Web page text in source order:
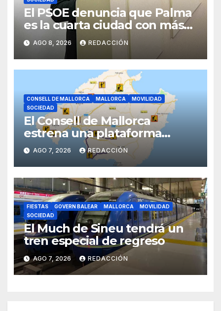
El PSOE denuncia que Palma
es la cuarta ciudad con más
atascos por el «fracaso» de
Galmés
AGO 8, 2026 REDACCIÓN
CONSELL DE MALLORCA MALLORCA
MOVILIDAD
SOCIEDAD
El Consell de Mallorca
estrena una plataforma
inteligente de incidencias
viarias en tiempo real
AGO 7, 2026 REDACCIÓN
FIESTAS GOVERN BALEAR MALLORCA
MOVILIDAD
SOCIEDAD
El Much de Sineu tendrá un
tren especial de regreso
AGO 7, 2026 REDACCIÓN